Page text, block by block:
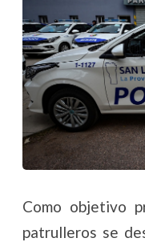
Como objetivo
patrulleros se